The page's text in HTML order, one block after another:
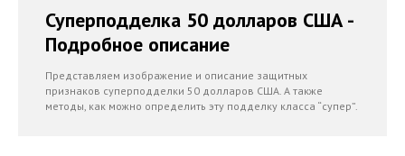
Суперподделка 50 долларов США -
Подробное описание
Представляем изображение и описание защитных
признаков суперподделки 50 долларов США. А также
методы, как можно определить эту подделку класса “супер”.